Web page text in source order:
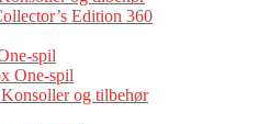
Edition 360
spil
One-spil
og tilbehør